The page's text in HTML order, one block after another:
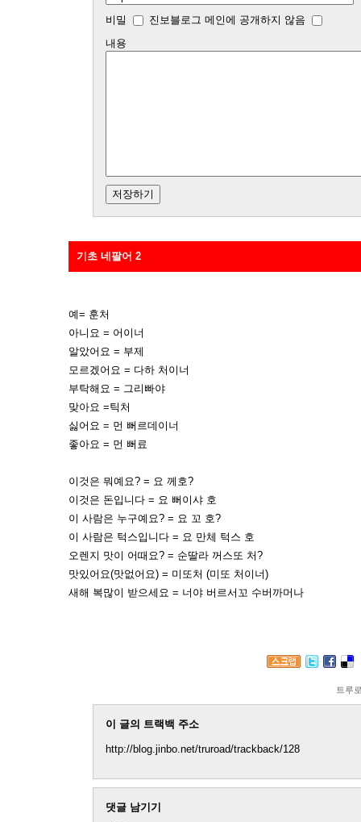
비밀
진보블로그 메인에 공개하지 않음
내용
기초 네팔어 2
예= 훈처
아니요 = 어이너
알았어요 = 부제
모르겠어요 = 다하 처이너
부탁해요 = 그리빠야
맞아요 =틱처
싫어요 = 먼 뻐르데이너
좋아요 = 먼 뻐료
이것은 뭐예요? = 요 께호?
이것은 돈입니다 = 요 뻐이샤 호
이 사람은 누구예요? = 요 꼬 호?
이 사람은 턱스입니다 = 요 만체 턱스 호
오렌지 맛이 어때요? = 순딸라 꺼스또 처?
맛있어요(맛없어요) = 미또처 (미또 처이너)
새해 복많이 받으세요 = 너야 버르서꼬 수버까머나
트루
이 글의 트랙백 주소
http://blog.jinbo.net/truroad/trackback/128
댓글 남기기